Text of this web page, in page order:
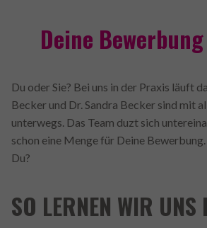
Deine
Du oder Sie? Bei uns in der Praxis läuft
Becker und Dr. Sandra Becker sind mit
unterwegs. Das Team duzt sich
schon eine Menge für Deine
Du?
SO LERNEN WIR UNS